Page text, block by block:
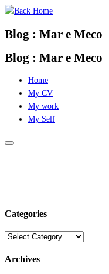
Skip
content
Blog : Mar e Meco
Blog : Mar e Meco
Home
My CV
My work
My Self
Categories
Categories
Archives